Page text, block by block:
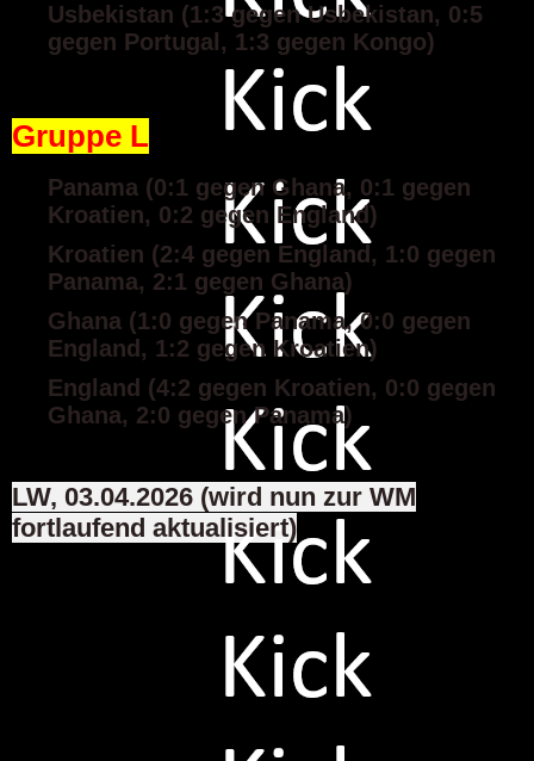
Usbekistan (1:3 gegen Usbekistan, 0:5
gegen Portugal, 1:3 gegen Kongo)
Gruppe L
Panama (0:1 gegen Ghana, 0:1 gegen
Kroatien, 0:2 gegen England)
Kroatien (2:4 gegen England, 1:0 gegen
Panama, 2:1 gegen Ghana)
Ghana (1:0 gegen Panama, 0:0 gegen
England, 1:2 gegen Kroatien)
England (4:2 gegen Kroatien, 0:0 gegen
Ghana, 2:0 gegen Panama)
LW, 03.04.2026 (wird nun zur WM
fortlaufend aktualisiert)